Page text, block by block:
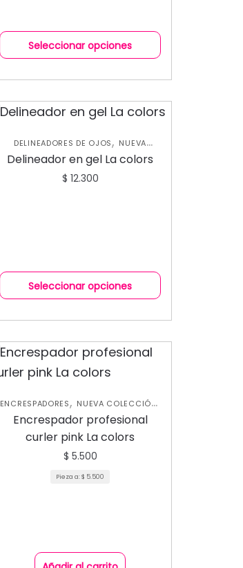
Seleccionar opciones
DELINEADORES DE OJOS, NUEVA
COLECCIÓN,OJOS
Delineador en gel La colors
$ 12.300
Seleccionar opciones
ENCRESPADORES, NUEVA COLECCIÓN,
OJOS
Encrespador profesional
curler pink La colors
$ 5.500
Pieza a:$ 5.500